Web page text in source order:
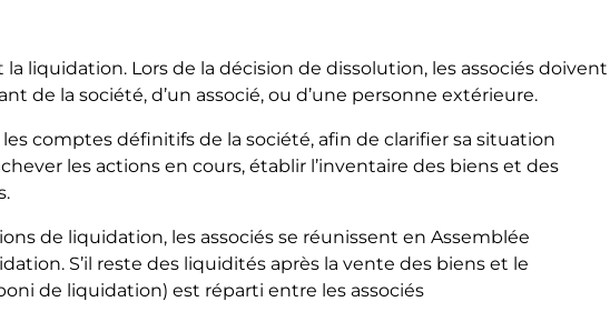
liquidation. Lors de la décision de dissolution, les associés doivent
de la société, d’un associé, ou d’une personne extérieure.
comptes définitifs de la société, afin de clarifier sa situation
les actions en cours, établir l’inventaire des biens et des
de liquidation, les associés se réunissent en Assemblée
S’il reste des liquidités après la vente des biens et le
de liquidation) est réparti entre les associés